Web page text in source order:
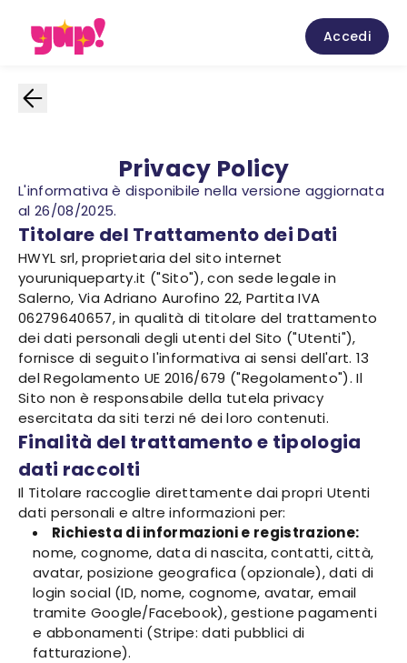
Accedi
Privacy Policy
L'informativa è disponibile nella versione aggiornata
al 26/08/2025.
Titolare del Trattamento dei Dati
HWYL srl, proprietaria del sito internet
youruniqueparty.it ("Sito"), con sede legale in
Salerno, Via Adriano Aurofino 22, Partita IVA
06279640657, in qualità di titolare del trattamento
dei dati personali degli utenti del Sito ("Utenti"),
fornisce di seguito l'informativa ai sensi dell'art. 13
del Regolamento UE 2016/679 ("Regolamento"). Il
Sito non è responsabile della tutela privacy
esercitata da siti terzi né dei loro contenuti.
Finalità del trattamento e tipologia
dati raccolti
Il Titolare raccoglie direttamente dai propri Utenti
dati personali e altre informazioni per:
Richiesta di informazioni e registrazione:
nome, cognome, data di nascita, contatti, città,
avatar, posizione geografica (opzionale), dati di
login social (ID, nome, cognome, avatar, email
tramite Google/Facebook), gestione pagamenti
e abbonamenti (Stripe: dati pubblici di
fatturazione).